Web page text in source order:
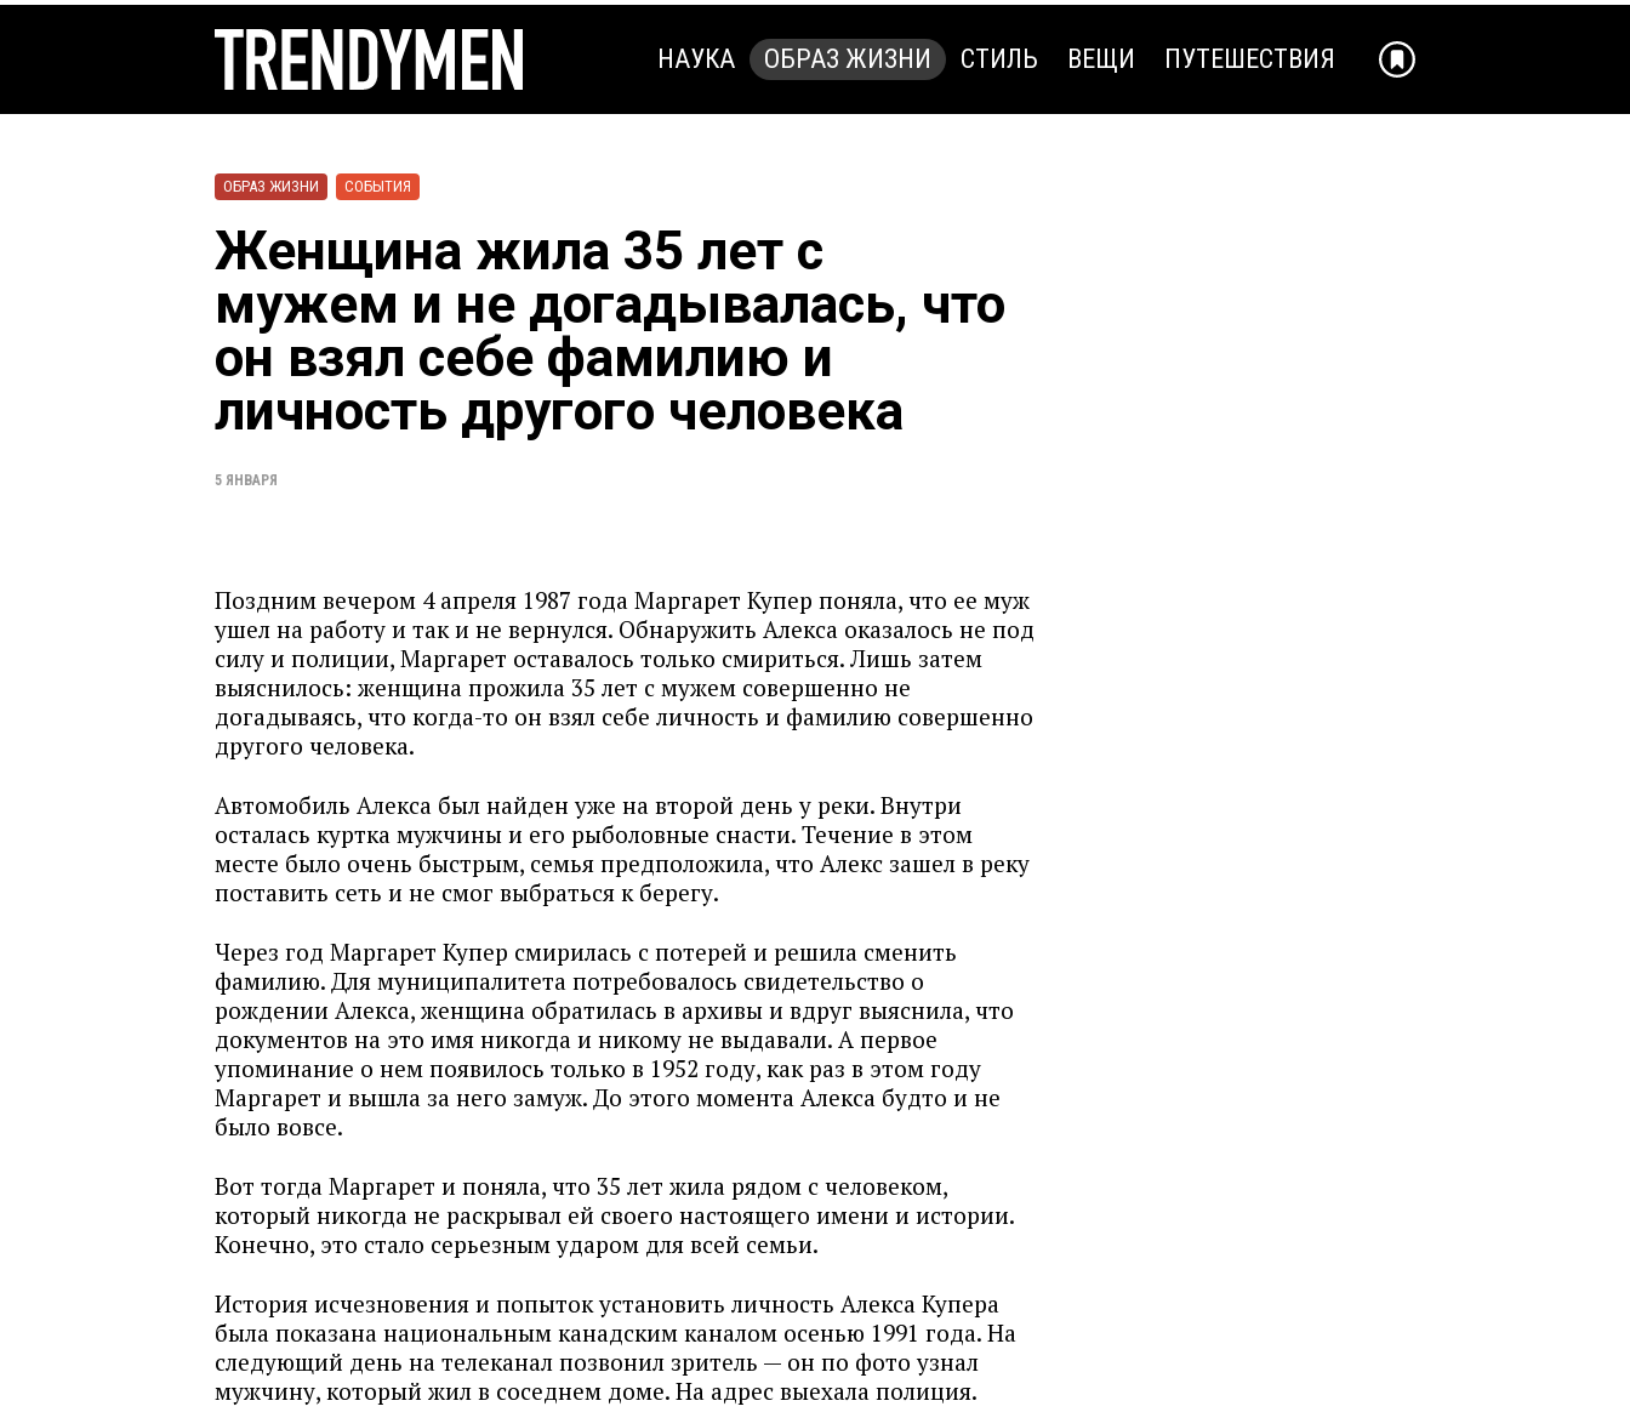
НАУКА ОБРАЗ ЖИЗНИ СТИЛЬ ВЕЩИ ПУТЕШЕСТВИЯ
ОБРАЗ ЖИЗНИ СОБЫТИЯ
Женщина жила 35 лет с
мужем и не догадывалась, что
он взял себе фамилию и
личность другого человека
5 ЯНВАРЯ
Поздним вечером 4 апреля 1987 года Маргарет Купер поняла, что ее муж
ушел на работу и так и не вернулся. Обнаружить Алекса оказалось не под
силу и полиции, Маргарет оставалось только смириться. Лишь затем
выяснилось: женщина прожила 35 лет с мужем совершенно не
догадываясь, что когда-то он взял себе личность и фамилию совершенно
другого человека.
Автомобиль Алекса был найден уже на второй день у реки. Внутри
осталась куртка мужчины и его рыболовные снасти. Течение в этом
месте было очень быстрым, семья предположила, что Алекс зашел в реку
поставить сеть и не смог выбраться к берегу.
Через год Маргарет Купер смирилась с потерей и решила сменить
фамилию. Для муниципалитета потребовалось свидетельство о
рождении Алекса, женщина обратилась в архивы и вдруг выяснила, что
документов на это имя никогда и никому не выдавали. А первое
упоминание о нем появилось только в 1952 году, как раз в этом году
Маргарет и вышла за него замуж. До этого момента Алекса будто и не
было вовсе.
Вот тогда Маргарет и поняла, что 35 лет жила рядом с человеком,
который никогда не раскрывал ей своего настоящего имени и истории.
Конечно, это стало серьезным ударом для всей семьи.
История исчезновения и попыток установить личность Алекса Купера
была показана национальным канадским каналом осенью 1991 года. На
следующий день на телеканал позвонил зритель — он по фото узнал
мужчину, который жил в соседнем доме. На адрес выехала полиция.